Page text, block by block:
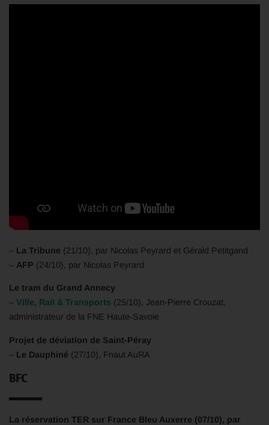
– La Tribune (21/10), par Nicolas Peyrard et Gérald Petitgand
– AFP (24/10), par Nicolas Peyrard
Le tram du Grand Annecy
– Ville, Rail & Transports (25/10), Jean-Pierre Crouzat,
administrateur de la FNE Haute-Savoie
Projet de déviation de Saint-Péray
– Le Dauphiné (27/10), Fnaut AuRA
BFC
La réservation TER sur France Bleu Auxerre (07/10), par